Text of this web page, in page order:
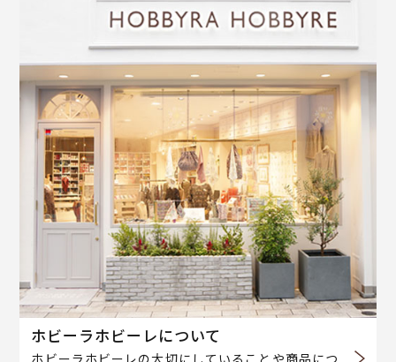
ホビーラホビーレについて